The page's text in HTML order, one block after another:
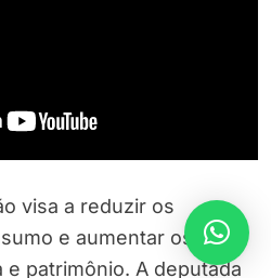
visa a reduzir os
e aumentar os
patrimônio. A deputada